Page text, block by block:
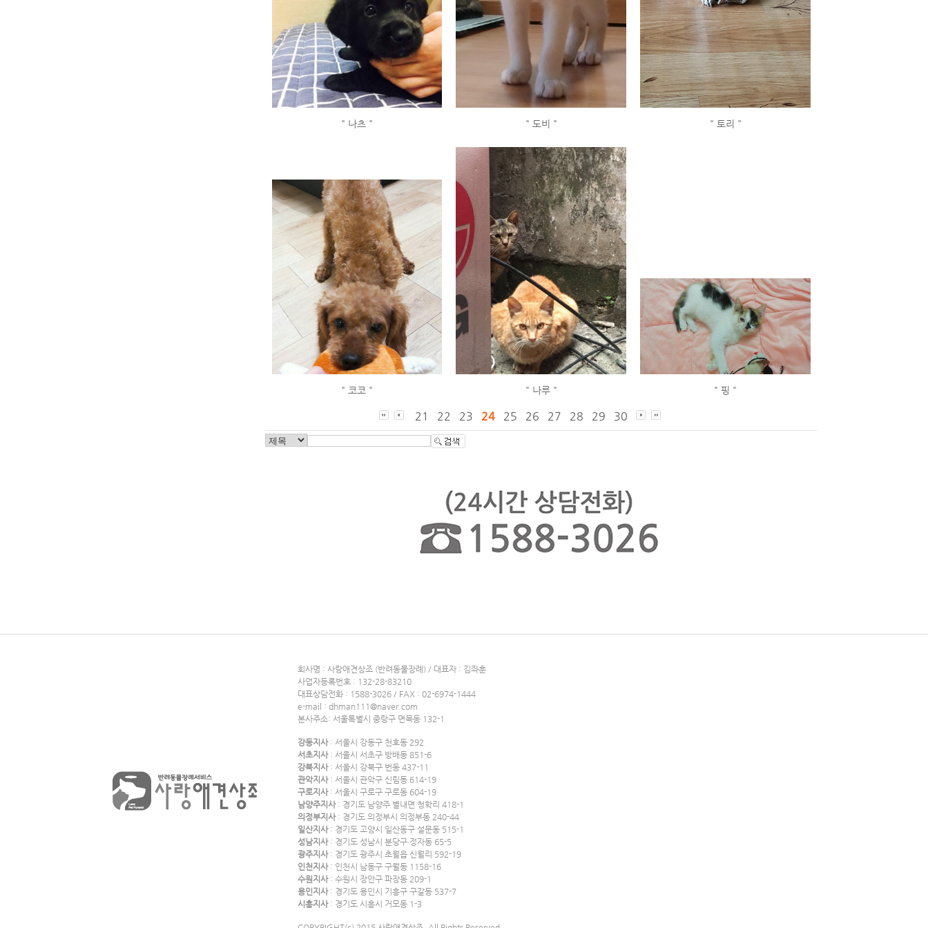
" 나츠 " " 도비 " " 토리 "
" 코코 " " 나루 " " 핑 "
21 22 23 24 25 26 27 28 29 30
회사명 : 사랑애견상조 (반려동물장례) / 대표자 : 김좌훈
사업자등록번호 : 132-28-83210
대표상담전화 : 1588-3026 / FAX : 02-6974-1444
e-mail : dhman111@naver.com
본사주소: 서울특별시 중랑구 면목동 132-1
강동지사: 서울시 강동구 천호동 292
서초지사: 서울시 서초구 방배동 851-6
강북지사: 서울시 강북구 번동 437-11
관악지사: 서울시 관악구 신림동 614-19
구로지사: 서울시 구로구 구로동 604-19
남양주지사: 경기도 남양주 별내면 청학리 418-1
의정부지사: 경기도 의정부시 의정부동 240-44
일산지사: 경기도 고양시 일산동구 설문동 515-1
성남지사: 경기도 성남시 분당구 정자동 65-5
광주지사: 경기도 광주시 초월읍 신월리 592-19
인천지사: 인천시 남동구 구월동 1158-16
수원지사: 수원시 장안구 파장동 209-1
용인지사: 경기도 용인시 기흥구 구갈동 537-7
시흥지사: 경기도 시흥시 거모동 1-3